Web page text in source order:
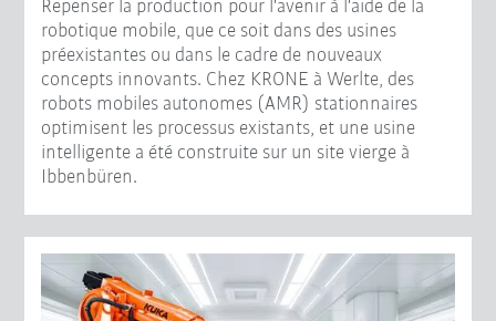
Repenser la production pour l'avenir à l'aide de la
robotique mobile, que ce soit dans des usines
préexistantes ou dans le cadre de nouveaux
concepts innovants. Chez KRONE à Werlte, des
robots mobiles autonomes (AMR) stationnaires
optimisent les processus existants, et une usine
intelligente a été construite sur un site vierge à
Ibbenbüren.